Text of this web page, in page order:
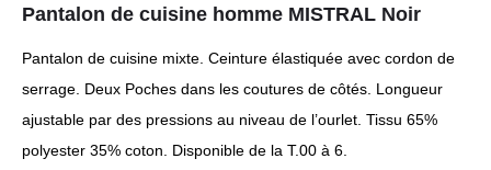
Pantalon de cuisine homme MISTRAL Noir
Pantalon de cuisine mixte. Ceinture élastiquée avec cordon de
serrage. Deux Poches dans les coutures de côtés. Longueur
ajustable par des pressions au niveau de l’ourlet. Tissu 65%
polyester 35% coton. Disponible de la T.00 à 6.